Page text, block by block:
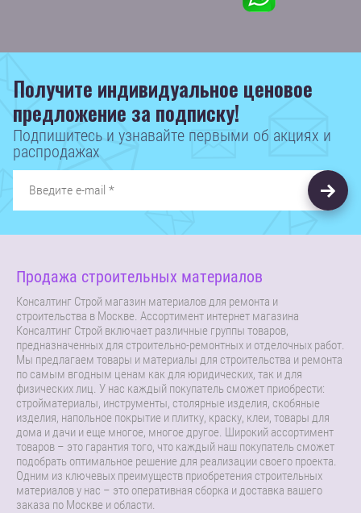
Получите индивидуальное ценовое
предложение за подписку!
Подпишитесь и узнавайте первыми об акциях и
распродажах
Продажа строительных материалов
Консалтинг Строй магазин материалов для ремонта и
строительства в Москве. Ассортимент интернет магазина
Консалтинг Строй включает различные группы товаров,
предназначенных для строительно-ремонтных и отделочных работ.
Мы предлагаем товары и материалы для строительства и ремонта
по самым вгодным ценам как для юридических, так и для
физических лиц. У нас каждый покупатель сможет приобрести:
стройматериалы, инструменты, столярные изделия, скобяные
изделия, напольное покрытие и плитку, краску, клеи, товары для
дома и дачи и еще многое, многое другое. Широкий ассортимент
товаров – это гарантия того, что каждый наш покупатель сможет
подобрать оптимальное решение для реализации своего проекта.
Одним из ключевых преимуществ приобретения строительных
материалов у нас – это оперативная сборка и доставка вашего
заказа по Москве и области.